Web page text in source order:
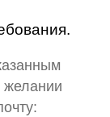
желании